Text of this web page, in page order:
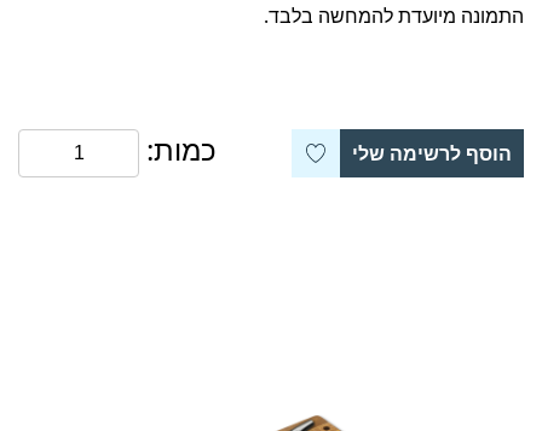
התמונה מיועדת להמחשה בלבד.
הוסף לרשימה שלי כמות: